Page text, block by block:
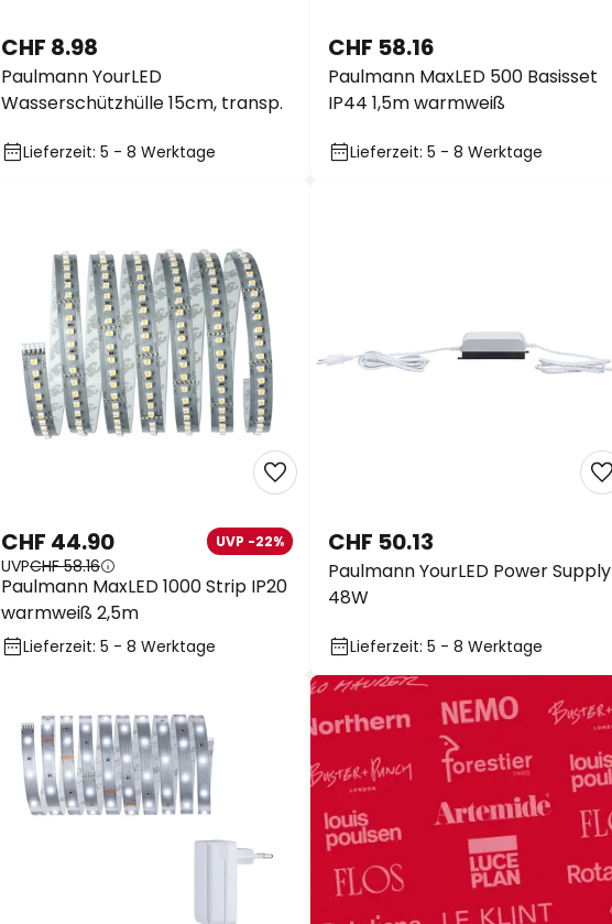
Paulmann YourLED
Wasserschützhülle 15cm, transp.
CHF 8.98
Lieferzeit: 5 - 8 Werktage
Paulmann MaxLED 500 Basisset
IP44 1,5m warmweiß
CHF 58.16
Lieferzeit: 5 - 8 Werktage
Paulmann MaxLED 1000 Strip IP20
warmweiß 2,5m
CHF 44.90 UVP -22%
UVPCHF 58.16
Lieferzeit: 5 - 8 Werktage
Paulmann YourLED Power Supply
48W
CHF 50.13
Lieferzeit: 5 - 8 Werktage